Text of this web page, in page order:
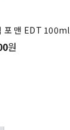
포 맨 EDT 100ml
원